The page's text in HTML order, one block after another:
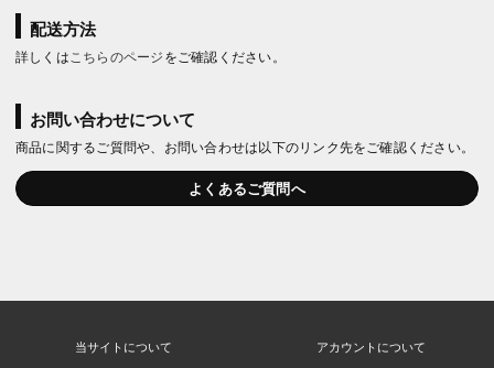
配送方法
詳しくは こちらのページをご確認ください。
お問い合わせについて
商品に関するご質問や、お問い合わせは以下のリンク先をご確認ください。
よくあるご質問へ
当サイトについて アカウントについて